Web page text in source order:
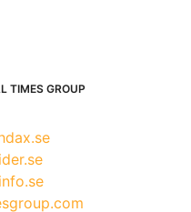
TIMES GROUP